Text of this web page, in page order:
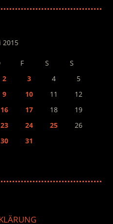
2015
F S
S
2 3 4
5
9 10 11
12
16 17 18
19
23 24 25
26
30
31